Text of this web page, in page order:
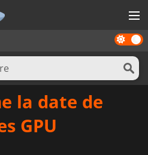
Dark
mode
la date de
GPU